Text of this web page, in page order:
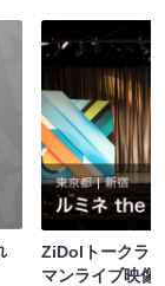
ZiDolトークラ
マンライブ映像